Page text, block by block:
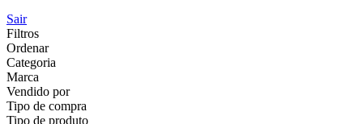
Sair
Filtros
Ordenar
Categoria
Marca
Vendido por
Tipo de compra
Tipo de produto